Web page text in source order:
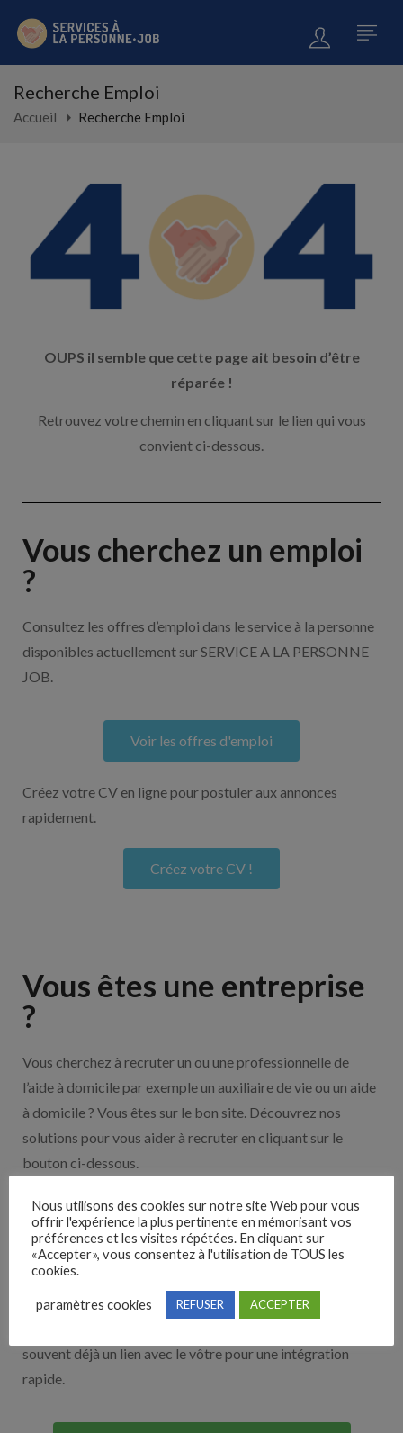
Recherche Emploi
Accueil Recherche Emploi
OUPS il semble que cette page ait besoin d’être
réparée !
Retrouvez votre chemin en cliquant sur le lien qui vous
convient ci-dessous.
Vous cherchez un emploi
?
Consultez les offres d’emploi dans le service à la personne
disponibles actuellement sur SERVICE A LA PERSONNE
JOB.
Voir les offres d'emploi
Créez votre CV en ligne pour postuler aux annonces
rapidement.
Créez votre CV !
Vous êtes une entreprise
?
Vous cherchez à recruter un ou une professionnelle de
l’aide à domicile par exemple un auxiliaire de vie ou un aide
à domicile ? Vous êtes sur le bon site. Découvrez nos
solutions pour vous aider à recruter en cliquant sur le
bouton ci-dessous.
Nos solutions entreprises
Découvrez nos partenaires ! Moteurs de recherches,
multidiffuseurs, sites payant… nombreux sont nos
souvent déjà un lien avec le vôtre pour une intégration
rapide.
Nous utilisons des cookies sur notre site Web pour vous
offrir l'expérience la plus pertinente en mémorisant vos
préférences et les visites répétées. En cliquant sur
«Accepter», vous consentez à l'utilisation de TOUS les
cookies.
paramètres cookies REFUSER ACCEPTER